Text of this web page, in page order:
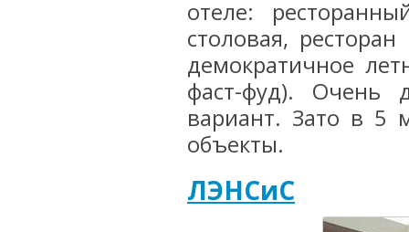
отеле:
столовая,
демократичное
фаст-фуд). Очень
вариант. Зато в 5
объекты.
ЛЭНСиС